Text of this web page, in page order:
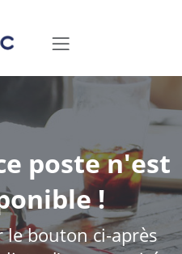
poste n'est
!
le bouton ci-après